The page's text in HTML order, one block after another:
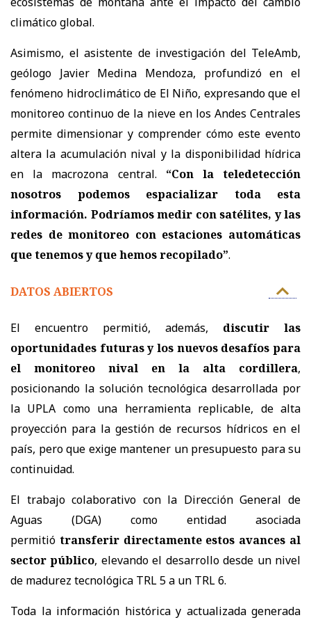
climático global.
Asimismo, el asistente de investigación del TeleAmb,
geólogo Javier Medina Mendoza, profundizó en el
fenómeno hidroclimático de El Niño, expresando que el
monitoreo continuo de la nieve en los Andes Centrales
permite dimensionar y comprender cómo este evento
altera la acumulación nival y la disponibilidad hídrica
en la macrozona central.
“Con la teledetección
nosotros podemos espacializar toda esta
información. Podríamos medir con satélites, y las
redes de monitoreo con estaciones automáticas
que tenemos y que hemos recopilado”.
DATOS ABIERTOS
El encuentro permitió, además,
discutir las
oportunidades futuras y los nuevos desafíos para
el monitoreo nival en la alta cordillera,
posicionando la solución tecnológica desarrollada por
la UPLA como una herramienta replicable, de alta
proyección para la gestión de recursos hídricos en el
país, pero que exige mantener un presupuesto para su
continuidad.
El trabajo colaborativo con la Dirección General de
Aguas (DGA) como entidad asociada
permitió transferir directamente estos avances al
sector público, elevando el desarrollo desde un nivel
de madurez tecnológica TRL 5 a un TRL 6.
Toda la información histórica y actualizada generada